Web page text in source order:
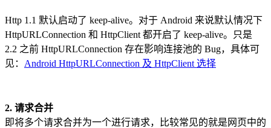
Http 1.1 默认启动了 keep-alive。对于 Android 来说默认情况下
HttpURLConnection 和 HttpClient 都开启了 keep-alive。只是
2.2 之前 HttpURLConnection 存在影响连接池的 Bug，具体可
见： Android HttpURLConnection 及 HttpClient 选择
2. 请求合并
即将多个请求合并为一个进行请求，比较常见的就是网页中的